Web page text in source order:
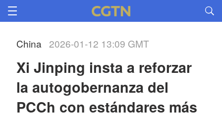
China 2026-01-12 13:09 GMT
Xi Jinping insta a reforzar
la autogobernanza del
PCCh con estándares más